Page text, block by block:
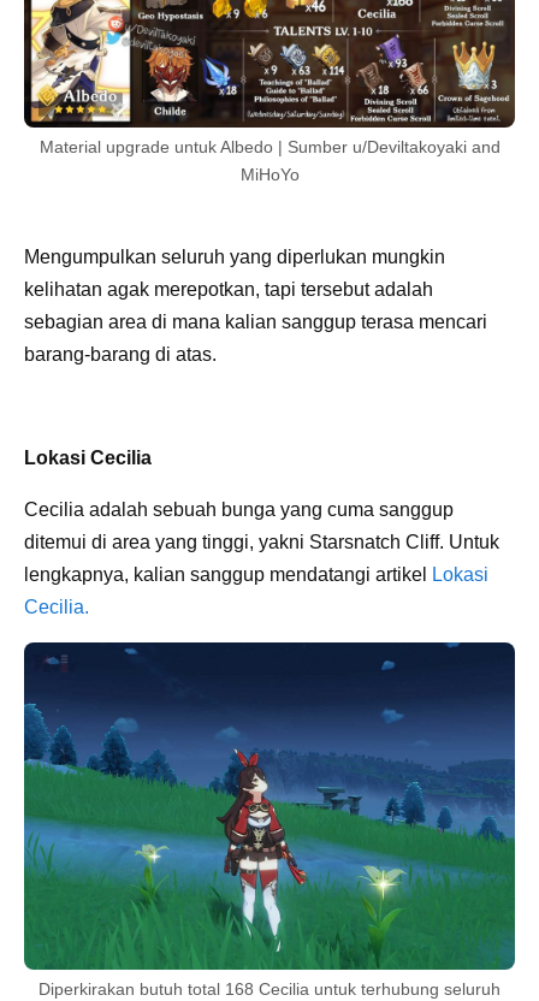
Material upgrade untuk Albedo | Sumber u/Deviltakoyaki and
MiHoYo
Mengumpulkan seluruh yang diperlukan mungkin
kelihatan agak merepotkan, tapi tersebut adalah
sebagian area di mana kalian sanggup terasa mencari
barang-barang di atas.
Lokasi Cecilia
Cecilia adalah sebuah bunga yang cuma sanggup
ditemui di area yang tinggi, yakni Starsnatch Cliff. Untuk
lengkapnya, kalian sanggup mendatangi artikel
Lokasi
Cecilia.
Diperkirakan butuh total 168 Cecilia untuk terhubung seluruh